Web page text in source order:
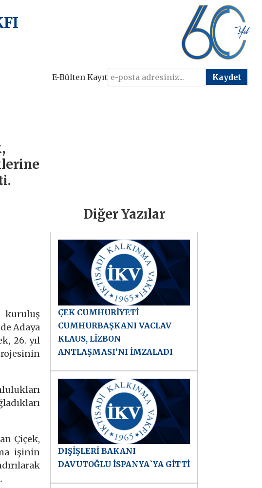
E-Bülten Kayıt
kuruluş
Adaya
26. yıl
Çiçek,
işinin
Diğer Yazılar
ÇEK CUMHURİYETİ
CUMHURBAŞKANI VACLAV
KLAUS, LİZBON
ANTLAŞMASI’NI İMZALADI
DIŞİŞLERİ BAKANI
DAVUTOĞLU İSPANYA`YA GİTTİ